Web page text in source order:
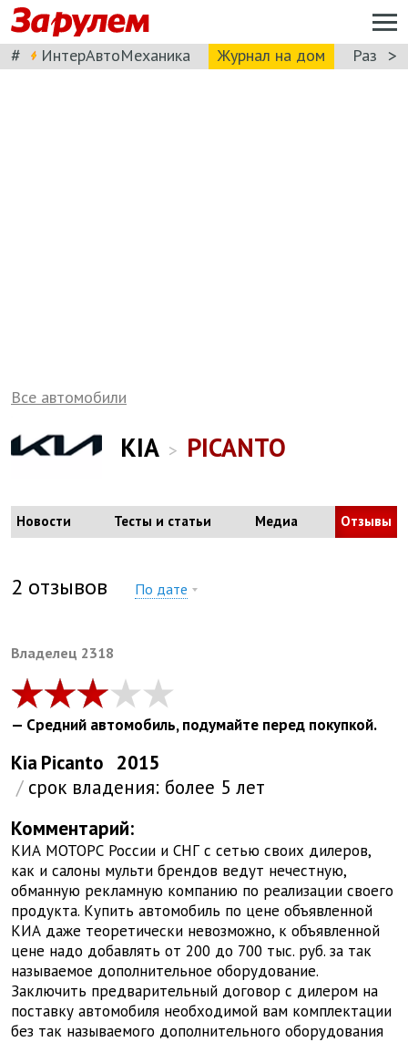
# ИнтерАвтоМеханика Журнал на дом >
Все автомобили
KIA > PICANTO
Новости Тесты и статьи Медиа Отзывы
2 отзывов По дате
Bладелец 2318
— Средний автомобиль, подумайте перед покупкой.
Kia Picanto 2015
/срок владения: более 5 лет
Комментарий:
КИА МОТОРС России и СНГ с сетью своих дилеров,
как и салоны мульти брендов ведут нечестную,
обманную рекламную компанию по реализации своего
продукта. Купить автомобиль по цене объявленной
КИА даже теоретически невозможно, к объявленной
цене надо добавлять от 200 до 700 тыс. руб. за так
называемое дополнительное оборудование.
Заключить предварительный договор с дилером на
поставку автомобиля необходимой вам комплектации
без так называемого дополнительного оборудования